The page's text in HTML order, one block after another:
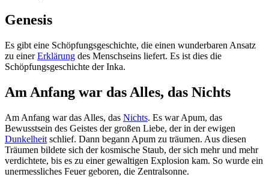
Genesis
Es gibt eine Schöpfungsgeschichte, die einen wunderbaren Ansatz
zu einerErklärung des Menschseins liefert. Es ist dies die
Schöpfungsgeschichte der Inka.
Am Anfang war das Alles, das Nichts
Am Anfang war das Alles, das Nichts. Es war Apum, das
Bewusstsein des Geistes der großen Liebe, der in der ewigen
Dunkelheit schlief. Dann begann Apum zu träumen. Aus diesen
Träumen bildete sich der kosmische Staub, der sich mehr und mehr
verdichtete, bis es zu einer gewaltigen Explosion kam. So wurde ein
unermessliches Feuer geboren, die Zentralsonne.